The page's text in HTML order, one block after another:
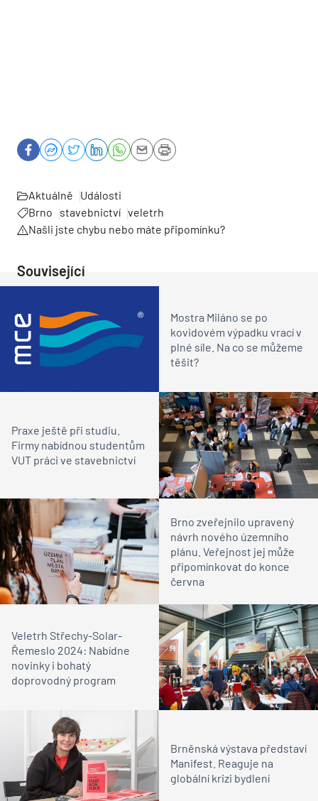
Aktuálně
Události
Brno
stavebnictví veletrh
Našli jste chybu nebo máte připomínku?
Související
Mostra Miláno se po
kovidovém výpadku vrací v
plné síle. Na co se můžeme
těšit?
Praxe ještě při studiu.
Firmy nabídnou studentům
VUT práci ve stavebnictví
Brno zveřejnilo upravený
návrh nového územního
plánu. Veřejnost jej může
připomínkovat do konce
června
Veletrh Střechy-Solar-
Řemeslo 2024: Nabídne
novinky i bohatý
doprovodný program
Brněnská výstava představí
Manifest. Reaguje na
globální krizi bydlení